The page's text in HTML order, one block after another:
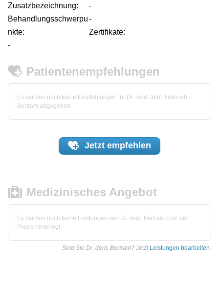
Zusatzbezeichnung:
-
Behandlungsschwerpu
nkte:
-
Zertifikate:
-
Patientenempfehlungen
Es wurden noch keine Empfehlungen für Dr. med. dent. Heinrich
Bertram abgegeben.
Jetzt empfehlen
Medizinisches Angebot
Es wurden noch keine Leistungen von Dr. dent. Bertram bzw. der
Praxis hinterlegt.
Sind Sie Dr. dent. Bertram? Jetzt Leistungen bearbeiten.